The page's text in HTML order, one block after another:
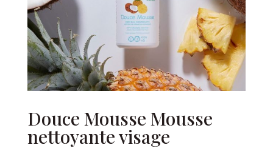
Douce Mousse Mousse
nettoyante visage